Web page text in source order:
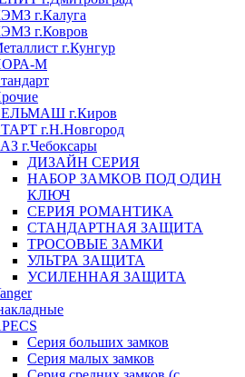
г.Калуга
г.Ковров
г.Кунгур
М
г.Киров
г.Н.Новгород
г.Чебоксары
ДИЗАЙН СЕРИЯ
НАБОР ЗАМКОВ ПОД ОДИН
КЛЮЧ
СЕРИЯ РОМАНТИКА
СТАНДАРТНАЯ ЗАЩИТА
ТРОСОВЫЕ ЗАМКИ
УЛЬТРА ЗАЩИТА
УСИЛЕННАЯ ЗАЩИТА
Серия больших замков
Серия малых замков